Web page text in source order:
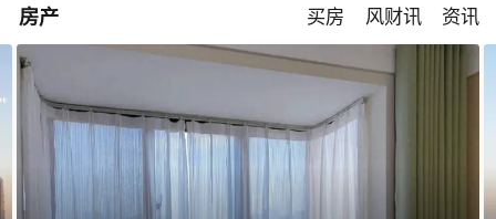
房产 买房 风财讯 资讯